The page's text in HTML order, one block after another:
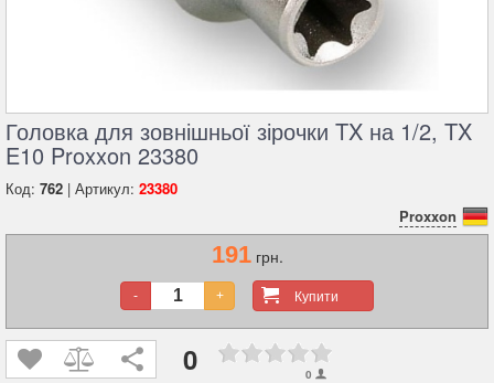
Головка для зовнішньої зірочки TX на 1/2, TX
E10 Proxxon 23380
Код: 762 | Артикул: 23380
Proxxon
191грн.
Купити
- +
0 0